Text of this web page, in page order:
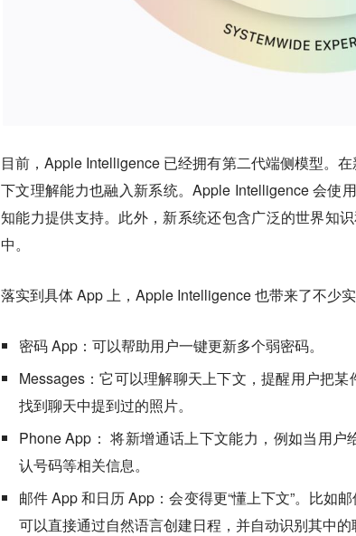
目前，Apple Intelligence 已经拥有第二代端侧模型。
下文理解能力也融入新系统。Apple Intelligence 会使
知能力提供支持。此外，新系统还包含广泛的世界知
中。
落实到具体 App 上，Apple Intelligence 也带来了不少实
密码 App：可以帮助用户一键更新多个弱密码。
Messages：它可以理解聊天上下文，提醒用户把
找到聊天中提到过的照片。
Phone App： 将新增通话上下文能力，例如当用
认号码等相关信息。
邮件 App 和日历 App：会变得更“懂上下文”。比如
可以直接通过自然语言创建日程，并自动识别其中的